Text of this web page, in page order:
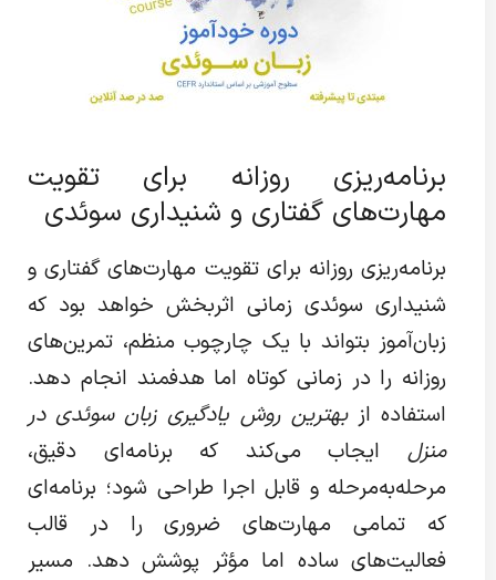
برنامه‌ریزی روزانه برای تقویت
مهارت‌های گفتاری و شنیداری سوئدی
برنامه‌ریزی روزانه برای تقویت مهارت‌های گفتاری و
شنیداری سوئدی زمانی اثربخش خواهد بود که
زبان‌آموز بتواند با یک چارچوب منظم، تمرین‌های
روزانه را در زمانی کوتاه اما هدفمند انجام دهد.
استفاده از بهترین روش یادگیری زبان سوئدی در
منزلایجاب می‌کند که برنامه‌ای دقیق،
مرحله‌به‌مرحله و قابل اجرا طراحی شود؛ برنامه‌ای
که تمامی مهارت‌های ضروری را در قالب
فعالیت‌های ساده اما مؤثر پوشش دهد. مسیر